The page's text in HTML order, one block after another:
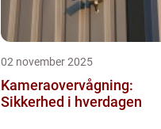
02 november 2025
Kameraovervågning:
Sikkerhed i hverdagen